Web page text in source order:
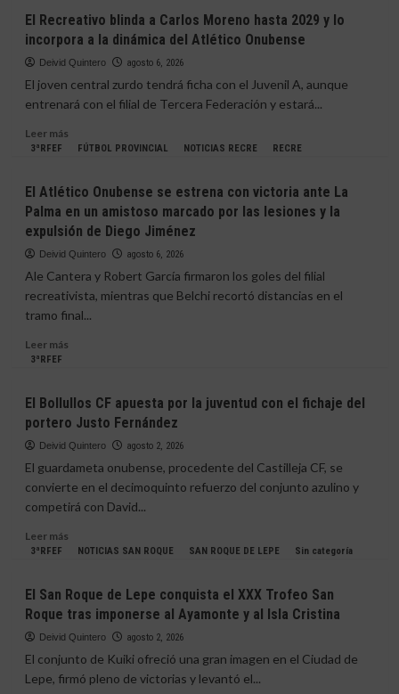
del
Betis
(2-
X
Trofeo
de
cambia
formato
al
Bollullos
CF
el
Recreativo
de
Huelva
El Recreativo blinda a Carlos Moreno hasta 2029 y lo
incorpora a la dinámica del Atlético Onubense
Deivid Quintero agosto 6, 2026
El joven central zurdo tendrá ficha con el Juvenil A, aunque
entrenará con el filial de Tercera Federación y estará...
Leer másLeer
más
Recreativo
blinda
a
Carlos
hasta
2029
y
incorpora
dinámica
del
Onubense
3ªRFEF FÚTBOL PROVINCIAL NOTICIAS RECRE RECRE
El Atlético Onubense se estrena con victoria ante La
Palma en un amistoso marcado por las lesiones y la
expulsión de Diego Jiménez
Deivid Quintero agosto 6, 2026
Ale Cantera y Robert García firmaron los goles del filial
recreativista, mientras que Belchi recortó distancias en el
tramo final...
Leer másLeer
Atlético
Onubense
se
estrena
victoria
ante
Palma
amistoso
marcado
las
lesiones
y
3ªRFEF
El Bollullos CF apuesta por la juventud con el fichaje del
portero Justo Fernández
Deivid Quintero agosto 2, 2026
El guardameta onubense, procedente del Castilleja CF, se
convierte en el decimoquinto refuerzo del conjunto azulino y
competirá con David...
Leer másLeer
más
Bollullos
CF
apuesta
juventud
3ªRFEF NOTICIAS SAN ROQUE SAN ROQUE DE LEPE Sin categoría
El San Roque de Lepe conquista el XXX Trofeo San
Roque tras imponerse al Ayamonte y al Isla Cristina
Deivid Quintero agosto 2, 2026
El conjunto de Kuiki ofreció una gran imagen en el Ciudad de
Lepe, firmó pleno de victorias y levantó el...